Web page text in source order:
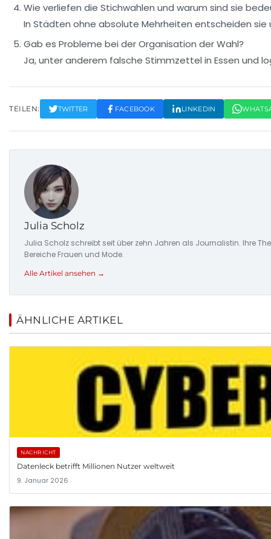
Wie verliefen die Stichwahlen und warum sind sie
In Städten ohne absolute Mehrheiten entscheiden
Gab es Probleme bei der Organisation der Wahl?
Ja, unter anderem falsche Stimmzettel in Essen und
TEILEN: TWITTER FACEBOOK LINKEDIN
Julia Scholz
Julia Scholz schreibt seit über zehn Jahren als Journalistin. Ihre
Bereiche Frauen und Mode.
Alle Artikel ansehen →
ÄHNLICHE ARTIKEL
NACHRICHT
Datenleck betrifft Millionen Nutzer weltweit
9. Januar 2026